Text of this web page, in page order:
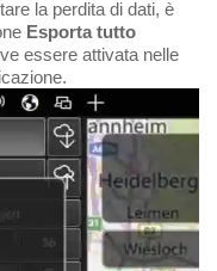
la perdita di dati, è
Esporta tutto
essere attivata nelle